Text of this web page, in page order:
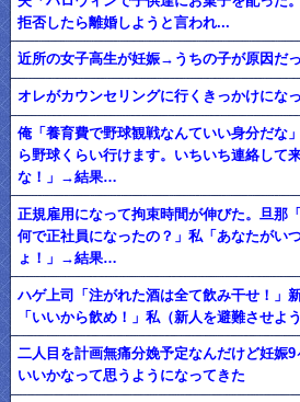
拒否したら離婚しようと言われ...
近所の女子高生が妊娠→うちの子が原因だ
オレがカウンセリングに行くきっかけにな
俺「養育費で野球観戦なんていい身分だな
ら野球くらい行けます。いちいち連絡して
な！」→結果…
正規雇用になって拘束時間が伸びた。旦那
何で正社員になったの？」私「あなたがい
ょ！」→結果…
ハゲ上司「注がれた酒は全て飲み干せ！」
「いいから飲め！」私（新人を避難させ
二人目を計画無痛分娩予定なんだけど妊娠
いいかなって思うようになってきた